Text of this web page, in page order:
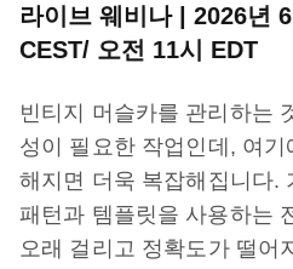
라이브 웨비나 | 2026년
CEST/ 오전 11시 EDT
빈티지 머슬카를 관리하는
성이 필요한 작업인데, 여
해지면 더욱 복잡해집니다.
패턴과 템플릿을 사용하는
오래 걸리고 정확도가 떨어